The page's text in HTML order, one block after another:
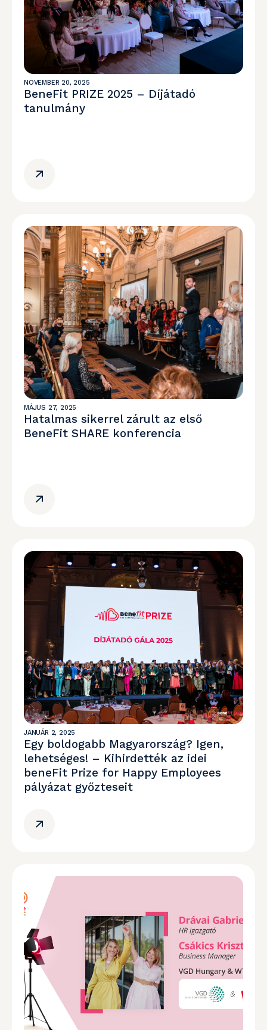
NOVEMBER 20, 2025
BeneFit PRIZE 2025 – Díjátadó
tanulmány
MÁJUS 27, 2025
Hatalmas sikerrel zárult az első
BeneFit SHARE konferencia
JANUÁR 2, 2025
Egy boldogabb Magyarország? Igen,
lehetséges! – Kihirdették az idei
beneFit Prize for Happy Employees
pályázat győzteseit